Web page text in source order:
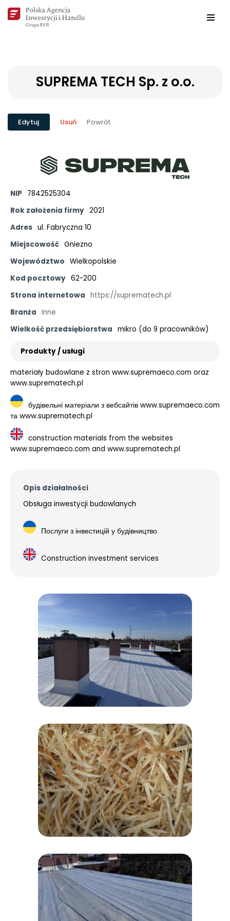
Przejdź
SUPREMA TECH Sp. z o.o.
Edytuj Usuń Powrót
NIP 7842525304
Rok założenia firmy 2021
Adres ul. Fabryczna 10
Miejscowość Gniezno
Województwo Wielkopolskie
Kod pocztowy 62-200
Strona internetowa https://suprematech.pl
Branża Inne
Wielkość przedsiębiorstwa mikro (do 9 pracowników)
Produkty / usługi
materiały budowlane z stron www.supremaeco.com oraz
www.suprematech.pl
будівельні матеріали з вебсайтів www.supremaeco.com
та www.suprematech.pl
construction materials from the websites
www.supremaeco.com and www.suprematech.pl
Opis działalności
Obsługa inwestycji budowlanych
Послуги з інвестицій у будівництво
Construction investment services